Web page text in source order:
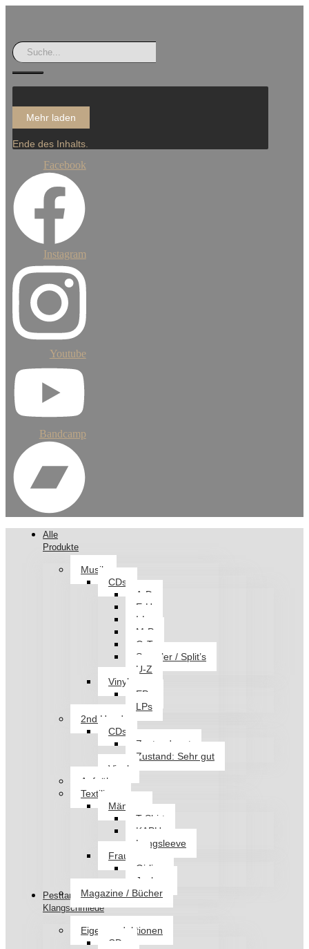
Mehr laden
Ende des Inhalts.
Facebook
Instagram
Youtube
Bandcamp
Alle
Produkte
Musik
CDs
A-D
E-H
I-L
M-P
Q-T
Sampler / Split’s
U-Z
Vinyl
EPs
LPs
2nd Hand
CDs
Zustand: gut
Zustand: Sehr gut
Vinyl
Aufnäher
Textilien
Männer
T-Shirt
KAPU
Longsleeve
Frauen
Girlies
Jacken
Magazine / Bücher
Pesttanz
Klangschmiede
Eigenproduktionen
CDs